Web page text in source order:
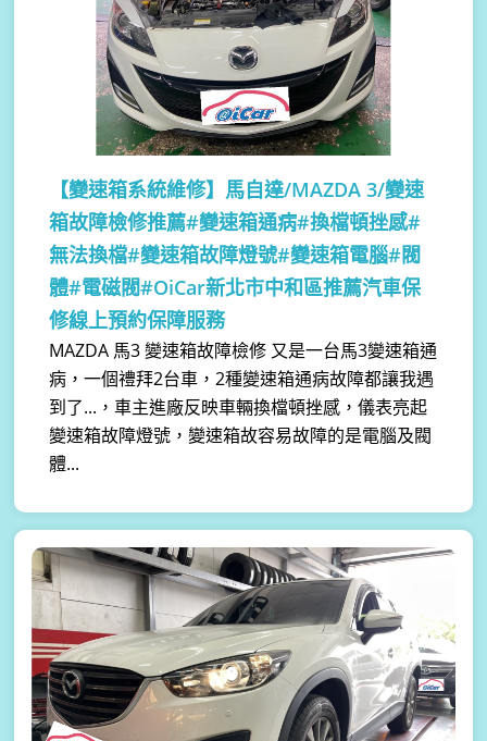
【變速箱系統維修】 馬自達/MAZDA 3/變速
箱故障檢修推薦#變速箱通病#換檔頓挫感#
無法換檔#變速箱故障燈號#變速箱電腦#閥
體#電磁閥#OiCar新北市中和區推薦汽車保
修線上預約保障服務
MAZDA 馬3 變速箱故障檢修 又是一台馬3變速箱通
病，一個禮拜2台車，2種變速箱通病故障都讓我遇
到了...，車主進廠反映車輛換檔頓挫感，儀表亮起
變速箱故障燈號，變速箱故容易故障的是電腦及閥
體...